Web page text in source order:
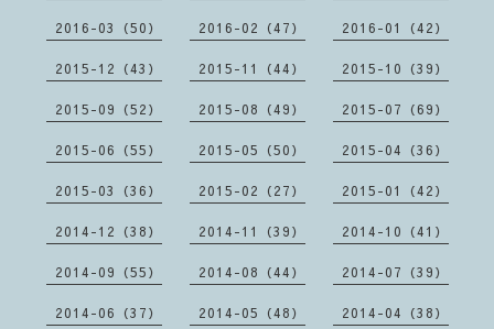
2016-03（50） 2016-02（47） 2016-01（42）
2015-12（43） 2015-11（44） 2015-10（39）
2015-09（52） 2015-08（49） 2015-07（69）
2015-06（55） 2015-05（50） 2015-04（36）
2015-03（36） 2015-02（27） 2015-01（42）
2014-12（38） 2014-11（39） 2014-10（41）
2014-09（55） 2014-08（44） 2014-07（39）
2014-06（37） 2014-05（48） 2014-04（38）